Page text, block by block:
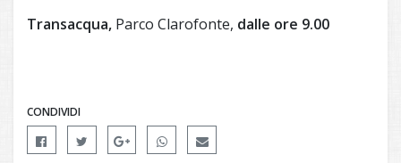
Transacqua, Parco Clarofonte, dalle ore 9.00
CONDIVIDI